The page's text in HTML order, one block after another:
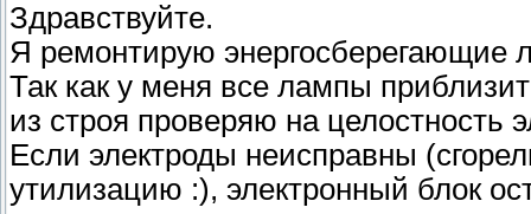
Здравствуйте.
Я ремонтирую энергосберегающие
Так как у меня все лампы
из строя проверяю на целостность
Если электроды неисправны
утилизацию :), электронный блок